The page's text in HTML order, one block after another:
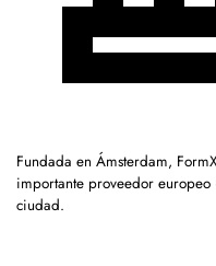
Fundada en Ámsterdam,
importante proveedor
ciudad.